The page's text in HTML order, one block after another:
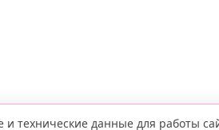
технические данные для работы